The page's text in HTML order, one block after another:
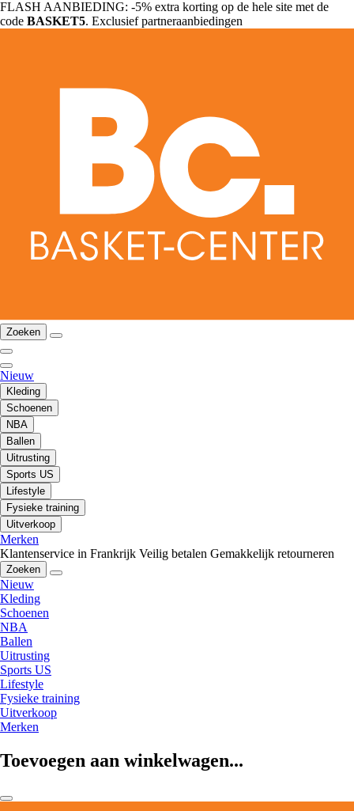
FLASH AANBIEDING: -5% extra korting op de hele site met de
code BASKET5. Exclusief partneraanbiedingen
Zoeken
Nieuw
Kleding
Schoenen
NBA
Ballen
Uitrusting
Sports US
Lifestyle
Fysieke training
Uitverkoop
Merken
Klantenservice in Frankrijk Veilig betalen Gemakkelijk retourneren
Zoeken
Nieuw
Kleding
Schoenen
NBA
Ballen
Uitrusting
Sports US
Lifestyle
Fysieke training
Uitverkoop
Merken
Toevoegen aan winkelwagen...